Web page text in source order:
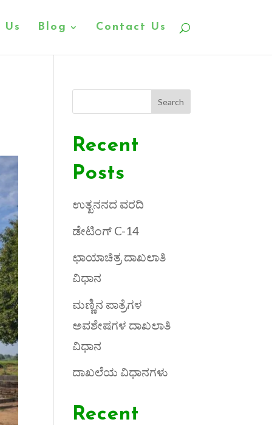
Blog Contact Us
Search
Recent
Posts
ಉತ್ಖನನದ ವರದಿ
ಡೇಟಿಂಗ್ C-14
ಛಾಯಾಚಿತ್ರ ದಾಖಲಾತಿ
ವಿಧಾನ
ಮಣ್ಣಿನ ಪಾತ್ರೆಗಳ
ಅವಶೇಷಗಳ ದಾಖಲಾತಿ
ವಿಧಾನ
ದಾಖಲೆಯ ವಿಧಾನಗಳು
Recent